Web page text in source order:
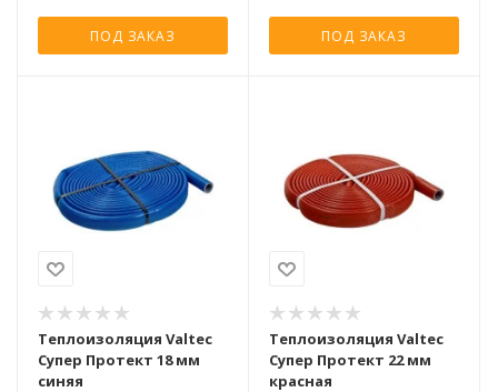
ПОД ЗАКАЗ ПОД ЗАКАЗ
Теплоизоляция Valtec
Супер Протект 18 мм
синяя
Теплоизоляция Valtec
Супер Протект 22 мм
красная